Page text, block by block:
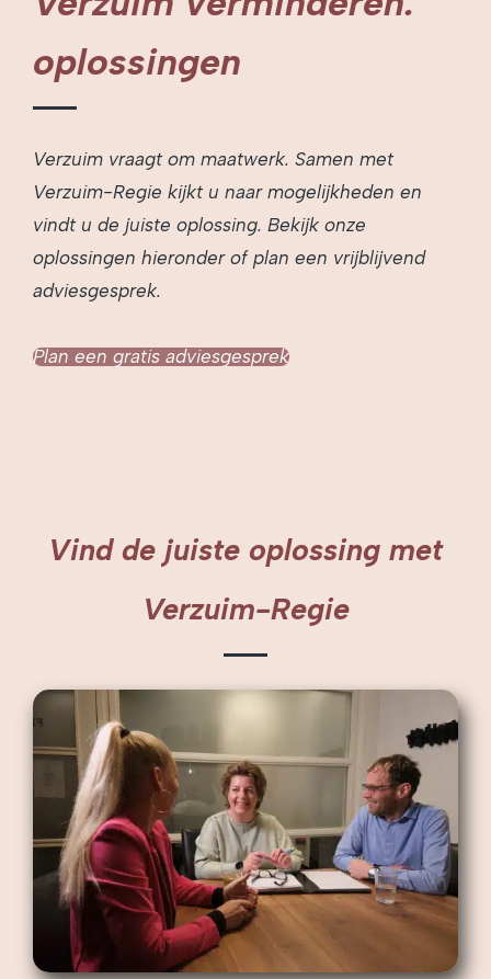
oplossingen
Verzuim vraagt om maatwerk. Samen met
Verzuim-Regie kijkt u naar mogelijkheden en
vindt u de juiste oplossing. Bekijk onze
oplossingen hieronder of plan een vrijblijvend
adviesgesprek.
Plan een gratis adviesgesprek
Vind de juiste oplossing met
Verzuim-Regie